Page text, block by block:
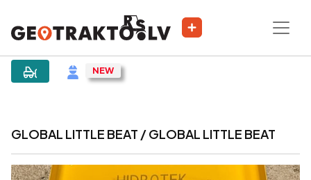
|Sludinājums
GLOBAL LITTLE BEAT / GLOBAL LITTLE BEAT